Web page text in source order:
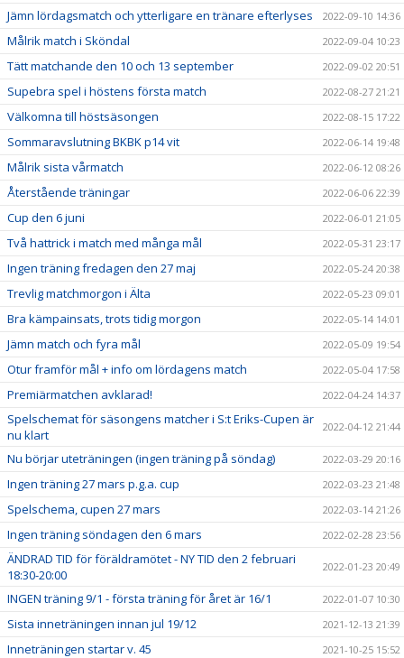
Jämn lördagsmatch och ytterligare en tränare efterlyses 2022-09-10 14:36
Målrik match i Sköndal 2022-09-04 10:23
Tätt matchande den 10 och 13 september 2022-09-02 20:51
Supebra spel i höstens första match 2022-08-27 21:21
Välkomna till höstsäsongen 2022-08-15 17:22
Sommaravslutning BKBK p14 vit 2022-06-14 19:48
Målrik sista vårmatch 2022-06-12 08:26
Återstående träningar 2022-06-06 22:39
Cup den 6 juni 2022-06-01 21:05
Två hattrick i match med många mål 2022-05-31 23:17
Ingen träning fredagen den 27 maj 2022-05-24 20:38
Trevlig matchmorgon i Älta 2022-05-23 09:01
Bra kämpainsats, trots tidig morgon 2022-05-14 14:01
Jämn match och fyra mål 2022-05-09 19:54
Otur framför mål + info om lördagens match 2022-05-04 17:58
Premiärmatchen avklarad! 2022-04-24 14:37
Spelschemat för säsongens matcher i S:t Eriks-Cupen är
nu klart
2022-04-12 21:44
Nu börjar uteträningen (ingen träning på söndag) 2022-03-29 20:16
Ingen träning 27 mars p.g.a. cup 2022-03-23 21:48
Spelschema, cupen 27 mars 2022-03-14 21:26
Ingen träning söndagen den 6 mars 2022-02-28 23:56
ÄNDRAD TID för föräldramötet - NY TID den 2 februari
18:30-20:00
2022-01-23 20:49
INGEN träning 9/1 - första träning för året är 16/1 2022-01-07 10:30
Sista inneträningen innan jul 19/12 2021-12-13 21:39
Inneträningen startar v. 45 2021-10-25 15:52